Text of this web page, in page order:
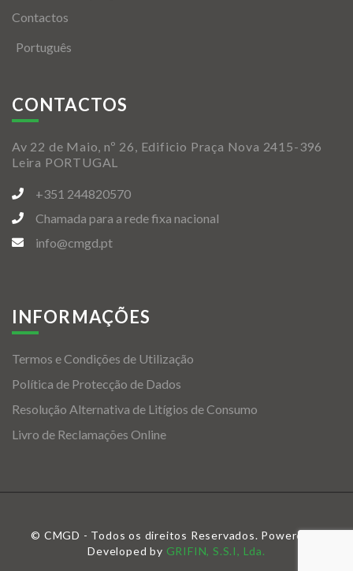
Contactos
Português
CONTACTOS
Av 22 de Maio, nº 26, Edificio Praça Nova 2415-396
Leira PORTUGAL
+351 244820570
Chamada para a rede fixa nacional
info@cmgd.pt
INFORMAÇÕES
Termos e Condições de Utilização
Política de Protecção de Dados
Resolução Alternativa de Litígios de Consumo
Livro de Reclamações Online
© CMGD - Todos os direitos Reservados. Powered &
Developed by GRIFIN, S.S.I, Lda.